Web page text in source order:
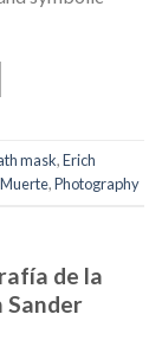
mask,Erich
Muerte,Photography
de la
Sander